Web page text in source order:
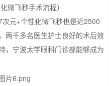
微飞秒手术流程）
元+个性化微飞秒也是近2500
两千多名医生护士良好的术后效
，宁波太学眼科门诊部能够成为